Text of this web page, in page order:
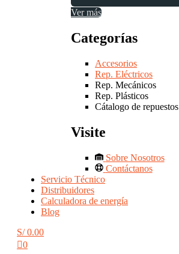
Ver más
Categorías
Accesorios
Rep. Eléctricos
Rep. Mecánicos
Rep. Plásticos
Cátalogo de repuestos
Visite
Sobre Nosotros
Contáctanos
Servicio Técnico
Distribuidores
Calculadora de energía
Blog
S/0.00
0